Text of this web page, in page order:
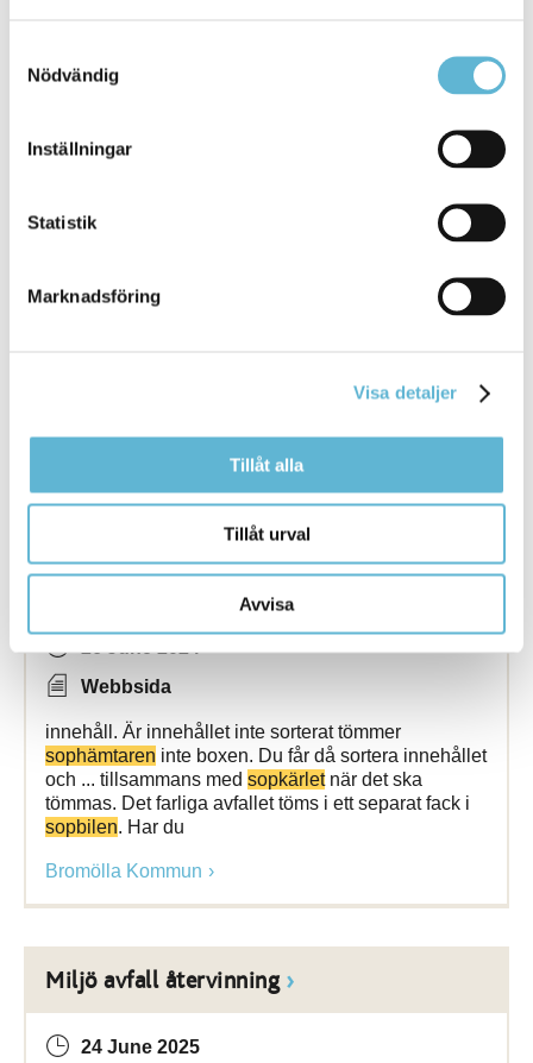
Nödvändig
Inställningar
Statistik
Marknadsföring
Visa detaljer
Tillåt alla
Tillåt urval
Avvisa
Webbsida
hämtning av kyl- och frys hämtning av
Farligt avfall
Webbsida
innehåll. Är innehållet inte sorterat tömmer
sophämtaren inte boxen. Du får då sortera innehållet
och ... tillsammans med sopkärletnär det ska
tömmas. Det farliga avfallet töms i ett separat fack i
sopbilen. Har du
Bromölla Kommun
Miljö avfall återvinning
24 June 2025